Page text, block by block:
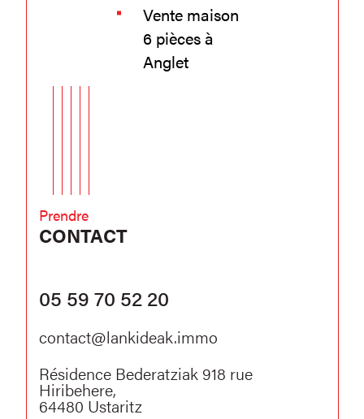
Vente maison
6 pièces à
Anglet
Prendre
CONTACT
05 59 70 52 20
contact@lankideak.immo
Résidence Bederatziak 918 rue
Hiribehere,
64480 Ustaritz